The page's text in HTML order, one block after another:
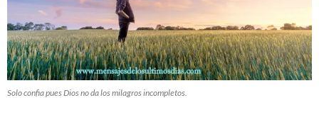
Solo confia pues Dios no da los milagros incompletos.